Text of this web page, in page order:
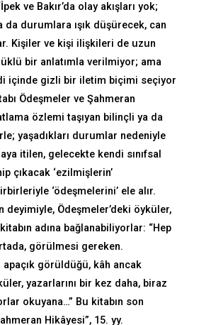
ve Bakır’da olay akışları yok;
da durumlara ışık düşürecek, can
Kişiler ve kişi ilişkileri de uzun
bir anlatımla verilmiyor; ama
içinde gizli bir iletim biçimi seçiyor
Ödeşmeler ve Şahmeran
özlemi taşıyan bilinçli ya da
yaşadıkları durumlar nedeniyle
itilen, gelecekte kendi sınıfsal
çıkacak ‘ezilmişlerin’
‘ödeşmelerini’ ele alır.
deyimiyle, Ödeşmeler’deki öyküler,
adına bağlanabiliyorlar: “Hep
görülmesi gereken.
apaçık görüldüğü, kâh ancak
yazarlarını bir kez daha, biraz
okuyana…” Bu kitabın son
Hikâyesi”, 15. yy.